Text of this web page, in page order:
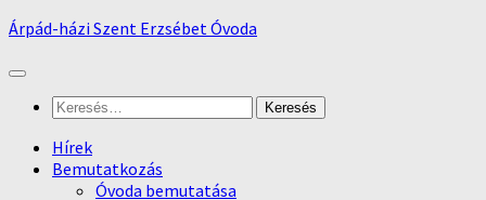
Skip
content
Árpád-házi Szent Erzsébet Óvoda
Keresés:
Hírek
Bemutatkozás
Óvoda bemutatása